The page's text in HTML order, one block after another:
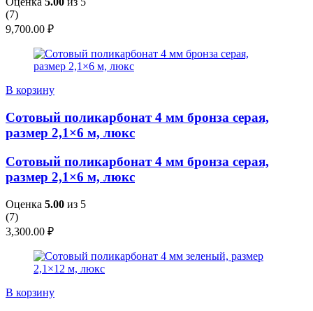
(7)
9,700.00 ₽
В корзину
Сотовый поликарбонат 4 мм бронза серая,
размер 2,1×6 м, люкс
Сотовый поликарбонат 4 мм бронза серая,
размер 2,1×6 м, люкс
Оценка 5.00 из 5
(7)
3,300.00 ₽
В корзину